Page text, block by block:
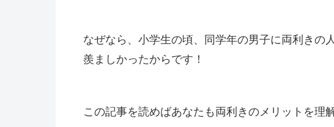
なぜなら、小学生の頃、同学年の男子に両利きの
羨ましかったからです！
この記事を読めばあなたも両利きのメリットを理